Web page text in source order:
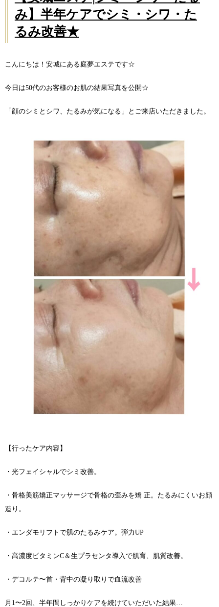
み】半年ケアでシミ・シワ・た
るみ改善★
こんにちは！安城にある庭夢エステです☆
今日は50代のお客様のお肌の結果写真を公開☆
「顔のシミとシワ、たるみが気になる」とご来店いただきました。
【行ったケア内容】
・光フェイシャルでシミ改善。
・骨格美筋矯正マッサージで骨格の歪みを矯 正。たるみにくいお顔
造り。
・エンダモリフトで肌のたるみケア。弾力UP
・高濃度ビタミンC＆生プラセンタ導入で肌育、肌質改善。
・デコルテ〜首・背中の凝り取りで血流改善
月1〜2回、半年間しっかりケアを続けていただいた結果…